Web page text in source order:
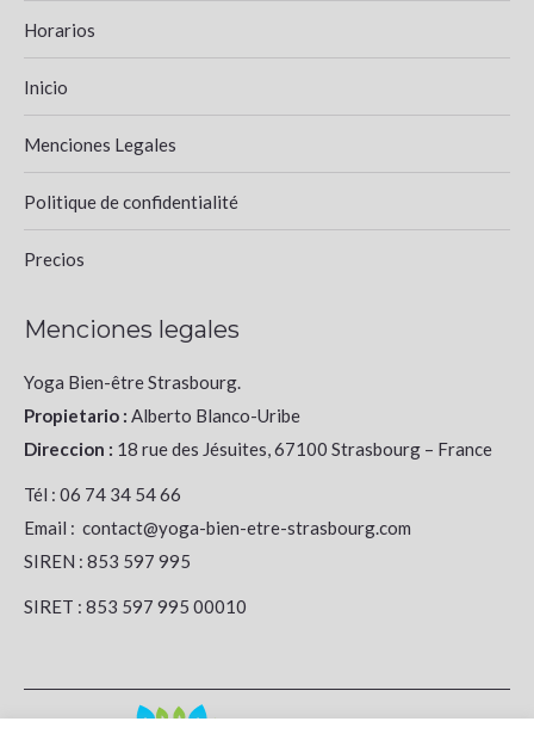
Horarios
Inicio
Menciones Legales
Politique de confidentialité
Precios
Menciones legales
Yoga Bien-être Strasbourg.
Propietario : Alberto Blanco-Uribe
Direccion : 18 rue des Jésuites, 67100 Strasbourg – France
Tél : 06 74 34 54 66
Email : contact@yoga-bien-etre-strasbourg.com
SIREN : 853 597 995
SIRET : 853 597 995 00010